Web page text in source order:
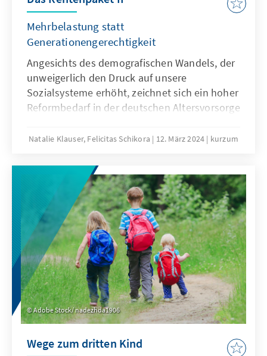
Mehrbelastung statt
Generationengerechtigkeit
Angesichts des demografischen Wandels, der
unweigerlich den Druck auf unsere
Sozialsysteme erhöht, zeichnet sich ein hoher
Reformbedarf in der deutschen Altersvorsorge
Rentenversicherung laut Gesetzentwurf der
auch für jüngere Generationen verlässlich
bleibt. Welche Ziele verfolgt das Rentenpaket
II? Wie ist es zu bewerten und wie könnte eine
nachhaltige und generationengerechte Rente
aussehen? Die Antworten auf diese Fragen
finden Sie im Kurzum „Das Rentenpaket II:
Mehrbelastung statt
Generationengerechtigkeit“.
Natalie Klauser, Felicitas Schikora 12. März 2024 kurzum
Adobe Stock/ nadezhda1906
Wege zum dritten Kind